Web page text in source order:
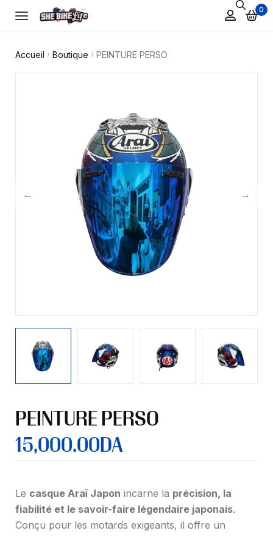
0
Accueil / Boutique / PEINTURE PERSO
PEINTURE PERSO
15,000.00DA
Le casque Araï Japon incarne la précision, la
fiabilité et le savoir-faire légendaire japonais.
Conçu pour les motards exigeants, il offre un